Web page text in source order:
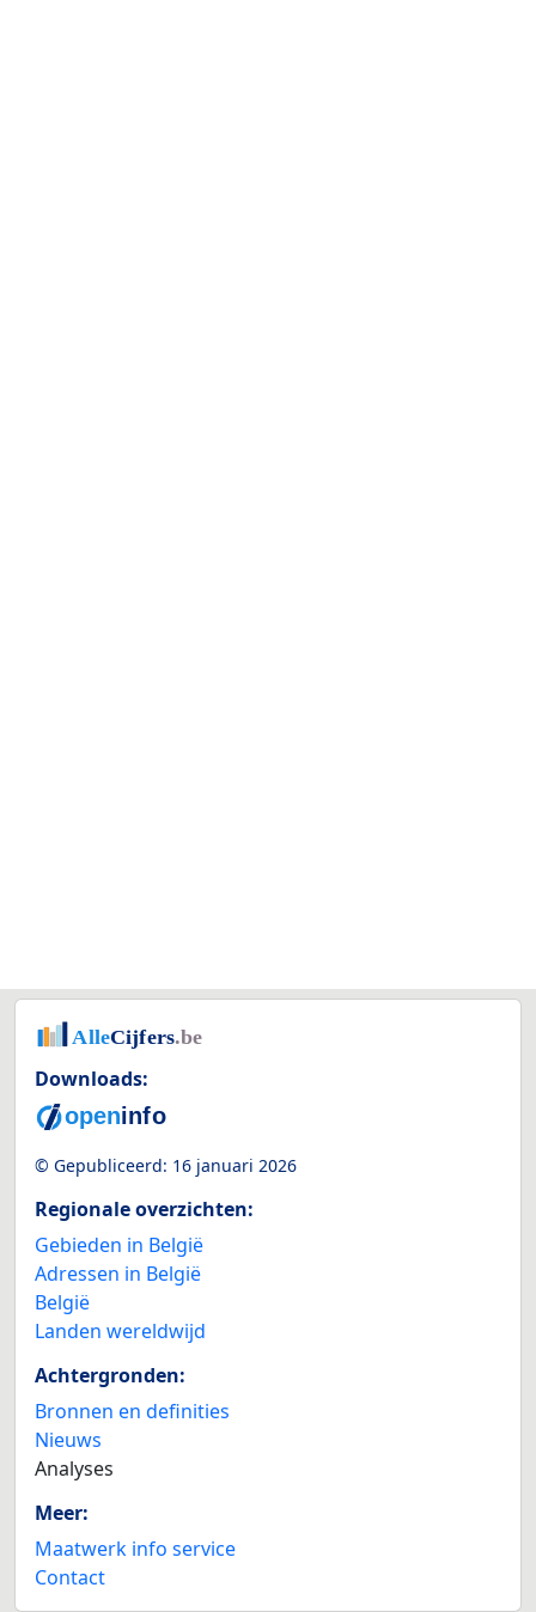
Downloads:
© Gepubliceerd: 16 januari 2026
Regionale overzichten:
Gebieden in België
Adressen in België
België
Landen wereldwijd
Achtergronden:
Bronnen en definities
Nieuws
Analyses
Meer:
Maatwerk info service
Contact